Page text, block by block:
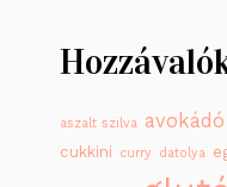
aszalt szilva avokádó
cukkini curry datolya